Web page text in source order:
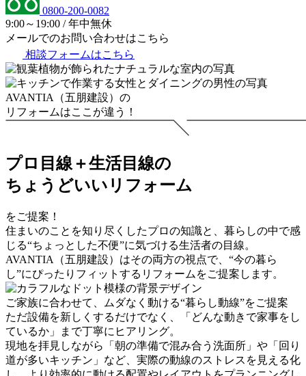
0800-200-0082
9:00～19:00 / 年中無休
メールでのお問い合わせはこちら
相談フォームはこちら
AVANTIA（五朋建設）の
リフォームはここが違う！
プロ目線＋生活目線の
ちょうどいいリフォーム
をご提案！
住まいのことを知り尽くしたプロの知識と、暮らしの中で感
じる“ちょっとした不便”に気づける生活者の目線。
AVANTIA（五朋建設）はその両方の視点で、“今の暮ら
し”にぴったりフィットするリフォームをご提案します。
ご家族に合わせて、ムダなく動ける“暮らし動線”をご提案
ただ設備を新しくするだけでなく、「どんな動きで家事をし
ているか」まで丁寧にヒアリング。
現地を拝見しながら「朝の準備で混み合う洗面所」や「回り
道が多いキッチン」など、実際の動線のストレスを見える化